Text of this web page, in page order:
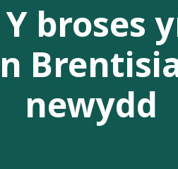
broses
newydd